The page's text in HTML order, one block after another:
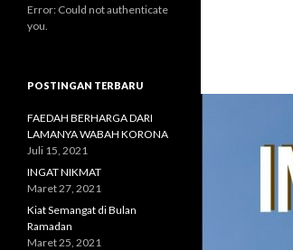
Error: Could not authenticate
you.
POSTINGAN TERBARU
FAEDAH BERHARGA DARI
LAMANYA WABAH KORONA
Juli 15, 2021
INGAT NIKMAT
Maret 27, 2021
Kiat Semangat di Bulan
Ramadan
Maret 25, 2021